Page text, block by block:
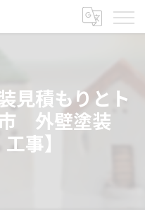
見積もりとト
市 外壁塗装
事】